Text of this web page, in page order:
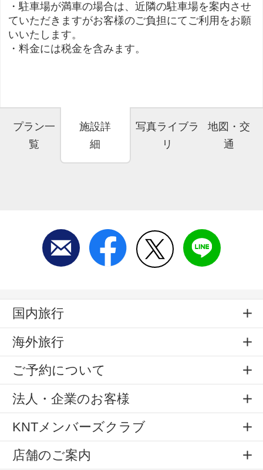
・駐車場が満車の場合は、近隣の駐車場を案内させ
ていただきますがお客様のご負担にてご利用をお願
いいたします。
・料金には税金を含みます。
プラン一
覧
施設詳
細
写真ライブラ
リ
地図・交
通
国内旅行
海外旅行
ご予約について
法人・企業のお客様
KNTメンバーズクラブ
店舗のご案内